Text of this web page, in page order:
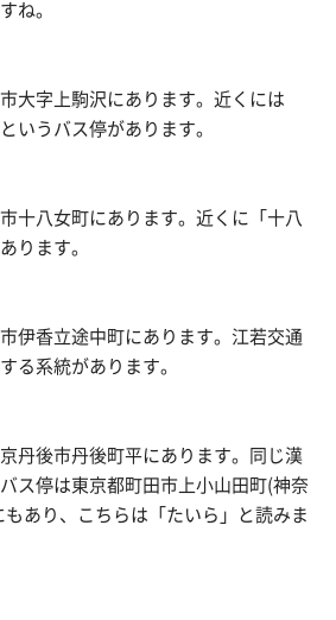
ね。
大字上駒沢にあります。近くには
いうバス停があります。
十八女町にあります。近くに「十八
ります。
伊香立途中町にあります。江若交通
る系統があります。
丹後市丹後町平にあります。同じ漢
ス停は東京都町田市上小山田町(神奈
あり、こちらは「たいら」と読みま